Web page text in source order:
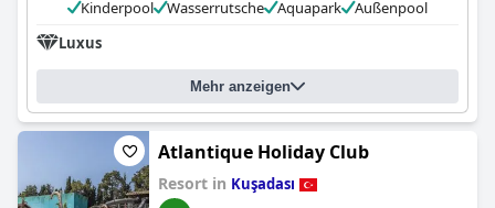
Kinderpool
Wasserrutsche Aquapark
Außenpool
Luxus
Mehr anzeigen
Atlantique Holiday Club
Resort in Kuşadası